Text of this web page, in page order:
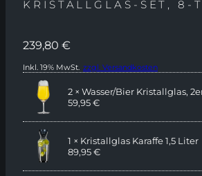
KRISTALLGLAS-SET, 8-
239,80 €
Inkl. 19% MwSt. zzgl. Versandkosten
2 × Wasser/Bier Kristallglas,
59,95€
1 × Kristallglas Karaffe 1,5 Liter
89,95€